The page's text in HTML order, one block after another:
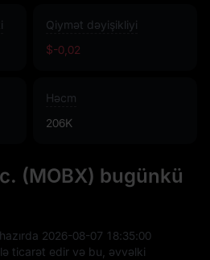
Qiymət dəyişikliyi
$-0,02
Həcm
206K
(MOBX) bugünkü
2026-08-07 18:35:00
ticarət edir və bu, əvvəlki